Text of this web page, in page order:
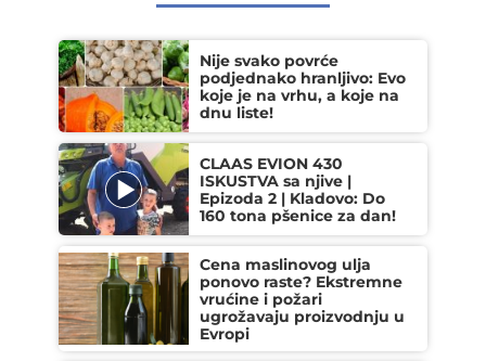
Nije svako povrće
podjednako hranljivo: Evo
koje je na vrhu, a koje na
dnu liste!
CLAAS EVION 430
ISKUSTVA sa njive |
Epizoda 2 | Kladovo: Do
160 tona pšenice za dan!
Cena maslinovog ulja
ponovo raste? Ekstremne
vrućine i požari
ugrožavaju proizvodnju u
Evropi